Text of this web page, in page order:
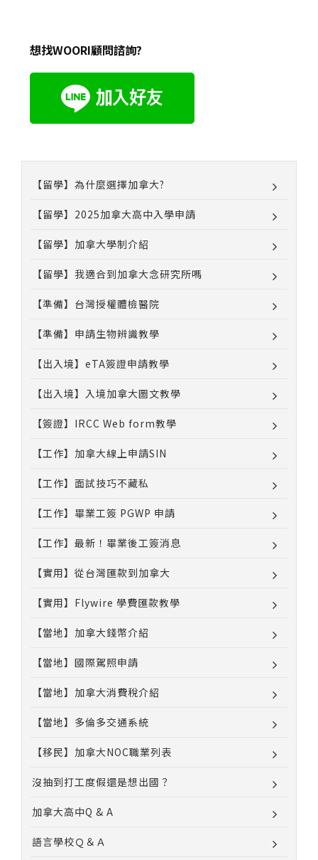
想找WOORI顧問諮詢?
【留學】為什麼選擇加拿大?
【留學】2025加拿大高中入學申請
【留學】加拿大學制介紹
【留學】我適合到加拿大念研究所嗎
【準備】台灣授權體檢醫院
【準備】申請生物辨識教學
【出入境】eTA簽證申請教學
【出入境】入境加拿大圖文教學
【簽證】IRCC Web form教學
【工作】加拿大線上申請SIN
【工作】面試技巧不藏私
【工作】畢業工簽 PGWP 申請
【工作】最新！畢業後工簽消息
【實用】從台灣匯款到加拿大
【實用】Flywire 學費匯款教學
【當地】加拿大錢幣介紹
【當地】國際駕照申請
【當地】加拿大消費稅介紹
【當地】多倫多交通系統
【移民】加拿大NOC職業列表
沒抽到打工度假還是想出國？
加拿大高中Q & A
語言學校Ｑ＆Ａ